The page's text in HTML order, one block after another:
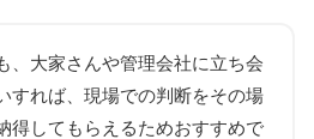
、大家さんや管理会社に立ち会
すれば、現場での判断をその場
得してもらえるためおすすめで